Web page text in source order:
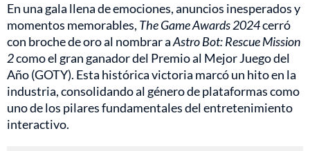
En una gala llena de emociones, anuncios inesperados y
momentos memorables, The Game Awards 2024cerró
con broche de oro al nombrar aAstro Bot: Rescue Mission
2como el gran ganador del Premio al Mejor Juego del
Año (GOTY). Esta histórica victoria marcó un hito en la
industria, consolidando al género de plataformas como
uno de los pilares fundamentales del entretenimiento
interactivo.